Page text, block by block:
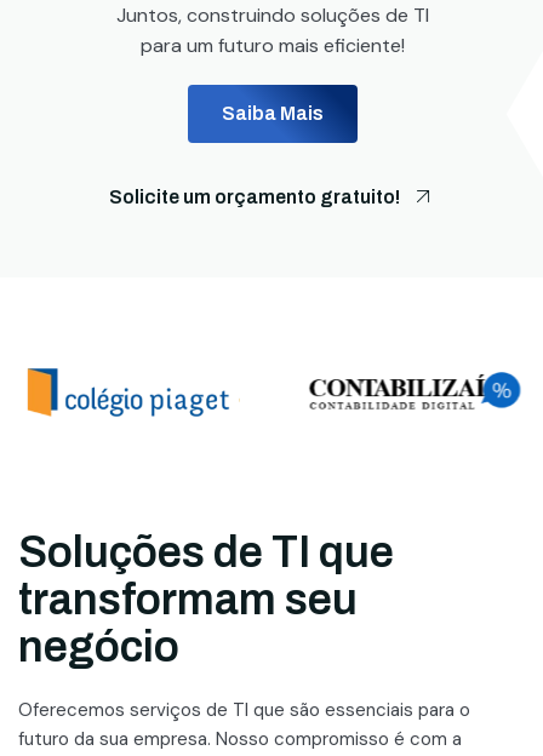
Juntos, construindo soluções de TI
para um futuro mais eficiente!
Saiba Mais
Solicite um orçamento gratuito!
Soluções de TI que
transformam seu
negócio
Oferecemos serviços de TI que são essenciais para o
futuro da sua empresa. Nosso compromisso é com a